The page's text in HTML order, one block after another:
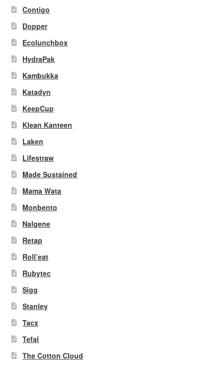
Contigo
Dopper
Ecolunchbox
HydraPak
Kambukka
Katadyn
KeepCup
Klean Kanteen
Laken
Lifestraw
Made Sustained
Mama Wata
Monbento
Nalgene
Retap
Roll’eat
Rubytec
Sigg
Stanley
Tacx
Tefal
The Cotton Cloud